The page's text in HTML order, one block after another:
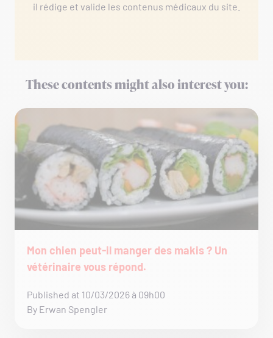
il rédige et valide les contenus médicaux du site.
These contents might also interest you:
Mon chien peut-il manger des makis ? Un
vétérinaire vous répond.
Published at 10/03/2026 à 09h00
By Erwan Spengler